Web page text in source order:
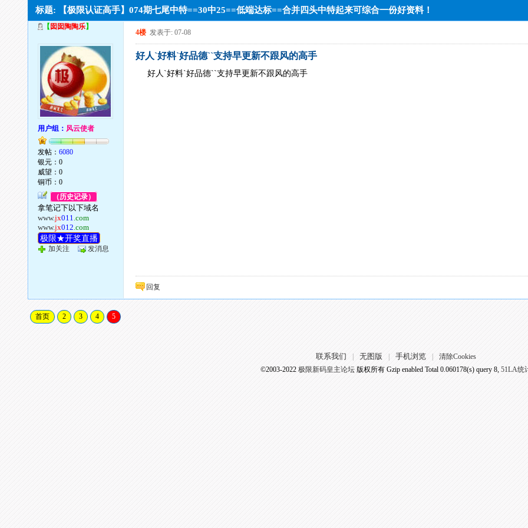
标题: 【极限认证高手】074期七尾中特==30中25==低端达标==合并四头中特起来可综合一份好资料！
【 囡囡陶陶乐】
用户组： 风云使者
发帖：6080
银元：0
威望：0
铜币：0
（历史记录）
拿笔记下以下域名
www.jx011.com
www.jx012.com
极限★开奖直播
加关注 发消息
4楼 发表于: 07-08
好人`好料`好品德``支持早更新不跟风的高手
好人`好料`好品德``支持早更新不跟风的高手
回复
首页 2 3 4 5
联系我们 无图版 手机浏览
清除Cookies
©2003-2022 极限新码皇主论坛版权所有 Gzip enabled Total 0.060178(s) query 8, 51LA统